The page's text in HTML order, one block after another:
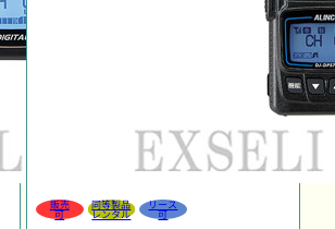
販売
可
同等製品
レンタル
リース
可